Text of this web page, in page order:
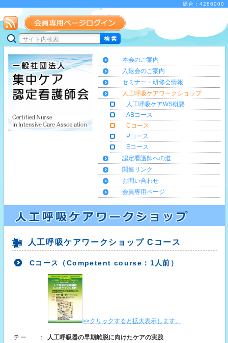
総合：4286000
本会のご案内
入退会のご案内
セミナー・研修会情報
人工呼吸ケアワークショップ
人工呼吸ケアWS概要
ABコース
Cコース
Pコース
Eコース
認定看護師への道
関連リンク
お問い合わせ
会員専用ページ
人工呼吸ケアワークショップ Cコース
Cコース（Competent course：1人前）
>>クリックすると拡大表示します。
テー
：
人工呼吸器の早期離脱に向けたケアの実践